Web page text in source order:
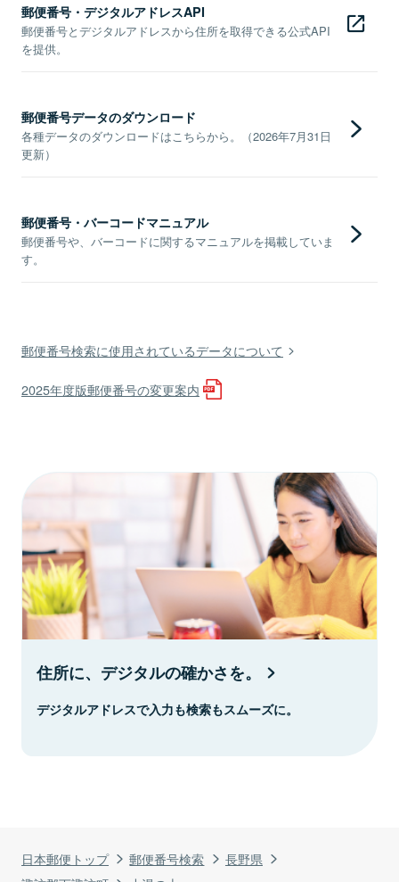
日本郵便トップ 郵便番号検索
長野県
郵便番号・デジタルアドレスAPI
郵便番号とデジタルアドレスから住所を取得できる公式API
を提供。
郵便番号データのダウンロード
各種データのダウンロードはこちらから。（2026年7月31日
更新）
郵便番号・バーコードマニュアル
郵便番号や、バーコードに関するマニュアルを掲載していま
す。
郵便番号検索に使用されているデータについて
2025年度版郵便番号の変更案内
住所に、デジタルの確かさを。
デジタルアドレスで入力も検索もスムーズに。